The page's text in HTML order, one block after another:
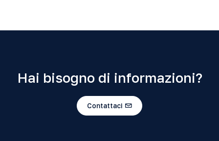
Hai bisogno di informazioni?
Contattaci